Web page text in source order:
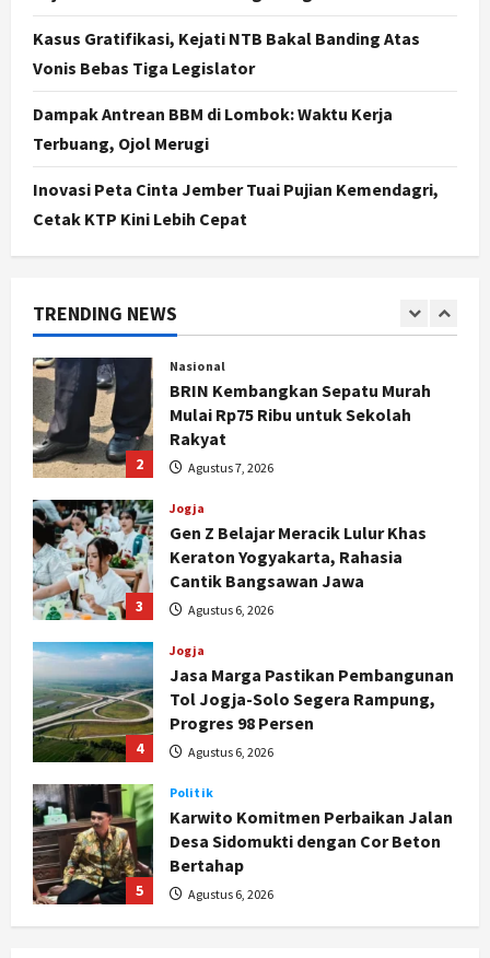
Kasus Gratifikasi, Kejati NTB Bakal Banding Atas
Vonis Bebas Tiga Legislator
Dampak Antrean BBM di Lombok: Waktu Kerja
Terbuang, Ojol Merugi
Inovasi Peta Cinta Jember Tuai Pujian Kemendagri,
Cetak KTP Kini Lebih Cepat
TRENDING NEWS
5
Bertahap
Agustus 6, 2026
1
Politik
Cagar Budaya RSUD Soewondo Jadi
Sorotan, Hasil Kajian Tim Provinsi
Segera Keluar
Agustus 7, 2026
2
Mulai Rp75 Ribu untuk Sekolah
Rakyat
Agustus 7, 2026
3
Gen Z Belajar Meracik Lulur Khas
Keraton Yogyakarta, Rahasia
Cantik Bangsawan Jawa
Agustus 6, 2026
4
Jasa Marga Pastikan Pembangunan
Tol Jogja-Solo Segera Rampung,
Progres 98 Persen
Agustus 6, 2026
5
Karwito Komitmen Perbaikan Jalan
Desa Sidomukti dengan Cor Beton
Bertahap
Agustus 6, 2026
1
Cagar Budaya RSUD Soewondo Jadi
Sorotan, Hasil Kajian Tim Provinsi
Segera Keluar